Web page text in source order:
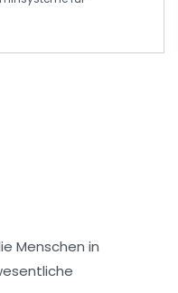
Menschen in